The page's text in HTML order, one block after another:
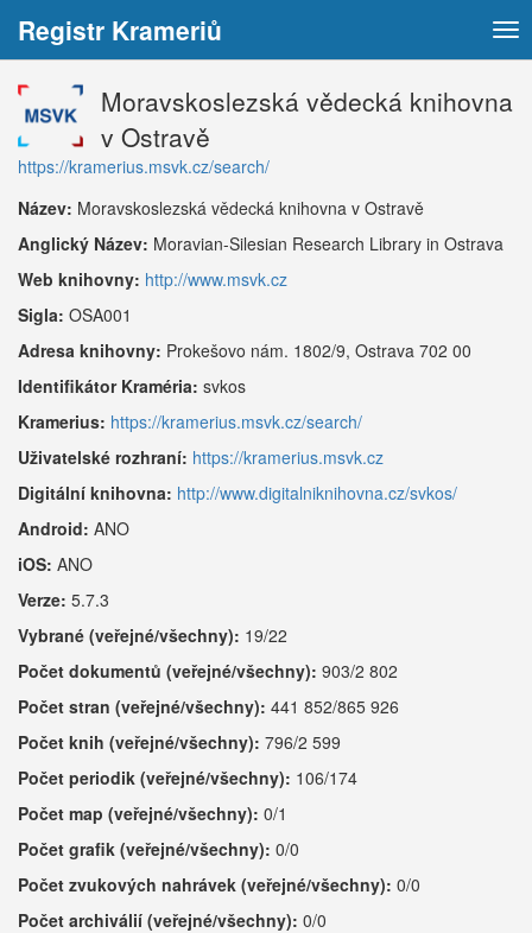
Registr Krameriů
Moravskoslezská vědecká knihovna
v Ostravě
https://kramerius.msvk.cz/search/
Název: Moravskoslezská vědecká knihovna v Ostravě
Anglický Název: Moravian-Silesian Research Library in Ostrava
Web knihovny: http://www.msvk.cz
Sigla: OSA001
Adresa knihovny: Prokešovo nám. 1802/9, Ostrava 702 00
Identifikátor Kraméria: svkos
Kramerius: https://kramerius.msvk.cz/search/
Uživatelské rozhraní: https://kramerius.msvk.cz
Digitální knihovna: http://www.digitalniknihovna.cz/svkos/
Android: ANO
iOS: ANO
Verze: 5.7.3
Vybrané (veřejné/všechny): 19/22
Počet dokumentů (veřejné/všechny): 903/2 802
Počet stran (veřejné/všechny): 441 852/865 926
Počet knih (veřejné/všechny): 796/2 599
Počet periodik (veřejné/všechny): 106/174
Počet map (veřejné/všechny): 0/1
Počet grafik (veřejné/všechny): 0/0
Počet zvukových nahrávek (veřejné/všechny): 0/0
Počet archiválií (veřejné/všechny): 0/0